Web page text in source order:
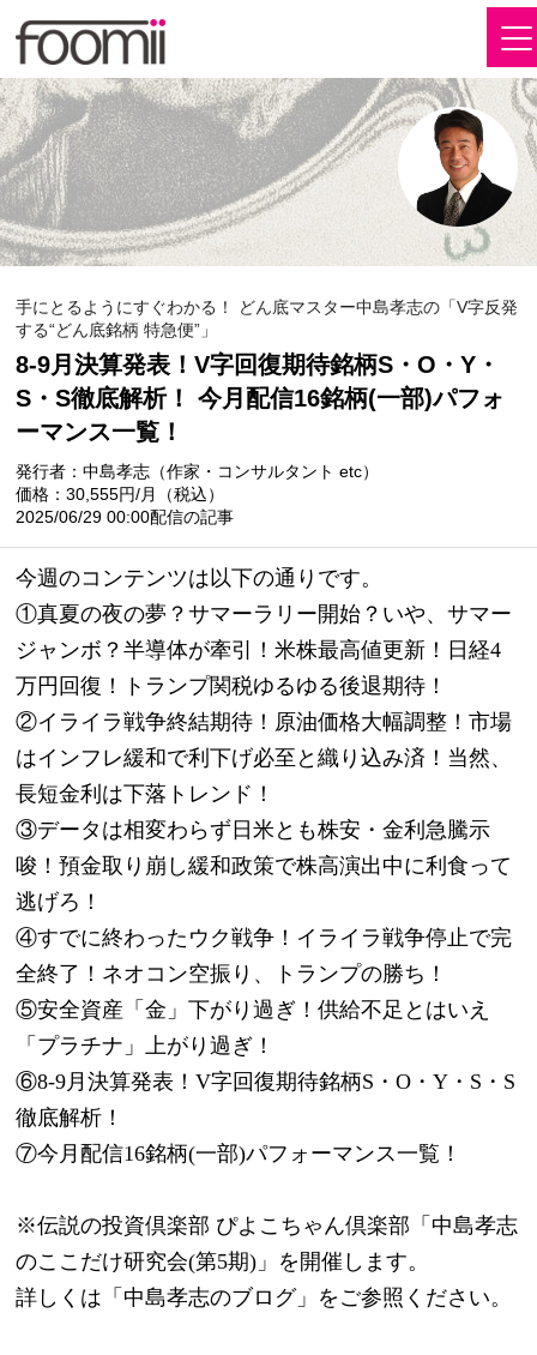
手にとるようにすぐわかる！ どん底マスター中島孝志の「V字反発
する“どん底銘柄 特急便”」
8-9月決算発表！V字回復期待銘柄S・O・Y・
S・S徹底解析！ 今月配信16銘柄(一部)パフォ
ーマンス一覧！
発行者：中島孝志（作家・コンサルタント etc）
価格：30,555円/月（税込）
2025/06/29 00:00配信の記事
今週のコンテンツは以下の通りです。
①真夏の夜の夢？サマーラリー開始？いや、サマー
ジャンボ？半導体が牽引！米株最高値更新！日経4
万円回復！トランプ関税ゆるゆる後退期待！
②イライラ戦争終結期待！原油価格大幅調整！市場
はインフレ緩和で利下げ必至と織り込み済！当然、
長短金利は下落トレンド！
③データは相変わらず日米とも株安・金利急騰示
唆！預金取り崩し緩和政策で株高演出中に利食って
逃げろ！
④すでに終わったウク戦争！イライラ戦争停止で完
全終了！ネオコン空振り、トランプの勝ち！
⑤安全資産「金」下がり過ぎ！供給不足とはいえ
「プラチナ」上がり過ぎ！
⑥8-9月決算発表！V字回復期待銘柄S・O・Y・S・S
徹底解析！
⑦今月配信16銘柄(一部)パフォーマンス一覧！
※伝説の投資倶楽部 ぴよこちゃん倶楽部「中島孝志
のここだけ研究会(第5期)」を開催します。
詳しくは「中島孝志のブログ」をご参照ください。